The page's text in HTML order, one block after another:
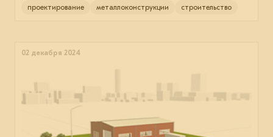
проектирование металлоконструкции строительство
02 декабря 2024